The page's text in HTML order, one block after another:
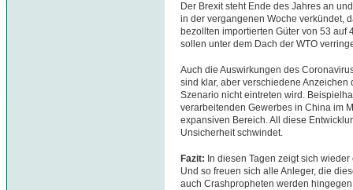
Der Brexit steht Ende des Jahres an
in der vergangenen Woche verkündet,
bezollten importierten Güter von 53
sollen unter dem Dach der WTO
Auch die Auswirkungen des
sind klar, aber verschiedene
Szenario nicht eintreten wird.
verarbeitenden Gewerbes in China im
expansiven Bereich. All diese
Unsicherheit schwindet.
Fazit: In diesen Tagen zeigt sich
Und so freuen sich alle Anleger, die
auch Crashpropheten werden